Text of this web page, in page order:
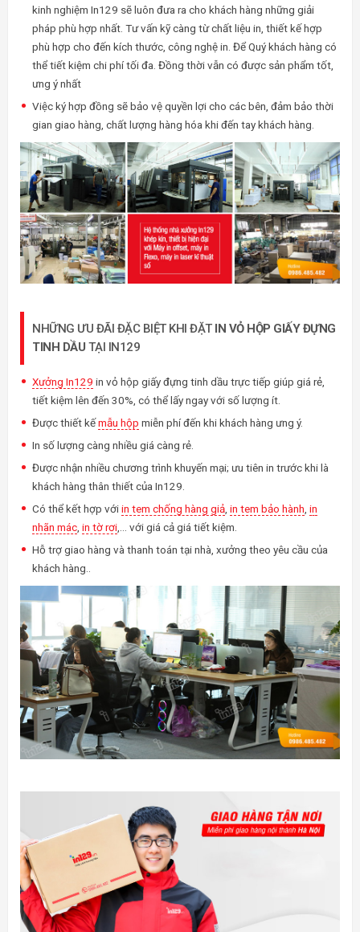
kinh nghiệm In129 sẽ luôn đưa ra cho khách hàng những giải
pháp phù hợp nhất. Tư vấn kỹ càng từ chất liệu in, thiết kế hợp
phù hợp cho đến kích thước, công nghệ in. Để Quý khách hàng có
thể tiết kiệm chi phí tối đa. Đồng thời vẫn có được sản phẩm tốt,
ưng ý nhất
Việc ký hợp đồng sẽ bảo vệ quyền lợi cho các bên, đảm bảo thời
gian giao hàng, chất lượng hàng hóa khi đến tay khách hàng.
NHỮNG ƯU ĐÃI ĐẶC BIỆT KHI ĐẶT IN VỎ HỘP GIẤY ĐỰNG
TINH DẦU TẠI IN129
Xưởng In129 in vỏ hộp giấy đựng tinh dầu trực tiếp giúp giá rẻ,
tiết kiệm lên đến 30%, có thể lấy ngay với số lượng ít.
Được thiết kếmẫu hộp miễn phí đến khi khách hàng ưng ý.
In số lượng càng nhiều giá càng rẻ.
Được nhận nhiều chương trình khuyến mại; ưu tiên in trước khi là
khách hàng thân thiết của In129.
Có thể kết hợp vớiin tem chống hàng giả in tem bảo hành in
nhãn mác in tờ rơi ,… với giá cả giá tiết kiệm.
Hỗ trợ giao hàng và thanh toán tại nhà, xưởng theo yêu cầu của
khách hàng..